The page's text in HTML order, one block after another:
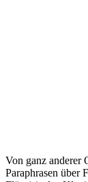
Von ganz anderer
Paraphrasen über